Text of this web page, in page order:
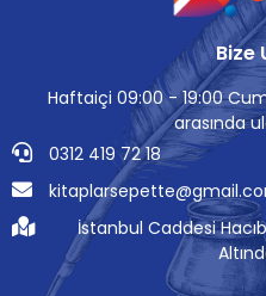
Bize
Haftaiçi 09:00 - 19:00
arasında
0312 419 72 18
İstanbul Caddesi